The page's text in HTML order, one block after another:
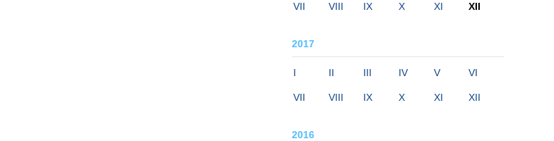
VII VIII IX X XI XII
2017
I II III IV V VI
VII VIII IX X XI XII
2016